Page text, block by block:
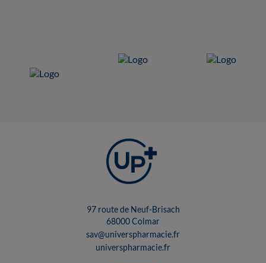
97 route de Neuf-Brisach
68000 Colmar
sav@universpharmacie.fr
universpharmacie.fr